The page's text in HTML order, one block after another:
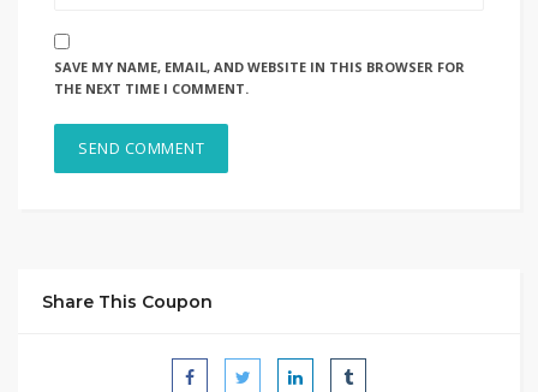
SAVE MY NAME, EMAIL, AND WEBSITE IN THIS BROWSER FOR
THE NEXT TIME I COMMENT.
Share This Coupon